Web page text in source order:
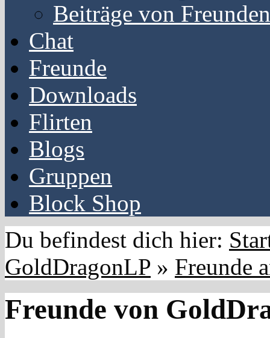
Beiträge von Freunden
Chat
Freunde
Downloads
Flirten
Blogs
Gruppen
Block Shop
Du befindest dich hier:
GoldDragonLP » Freunde
Freunde von